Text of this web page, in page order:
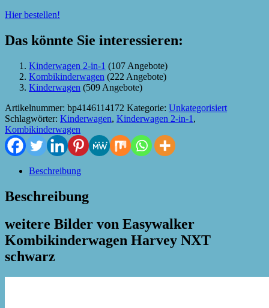
Hier bestellen!
Das könnte Sie interessieren:
Kinderwagen 2-in-1 (107 Angebote)
Kombikinderwagen (222 Angebote)
Kinderwagen (509 Angebote)
Artikelnummer: bp4146114172 Kategorie: Unkategorisiert
Schlagwörter: Kinderwagen, Kinderwagen 2-in-1 ,
Kombikinderwagen
Beschreibung
Beschreibung
weitere Bilder von Easywalker
Kombikinderwagen Harvey NXT
schwarz